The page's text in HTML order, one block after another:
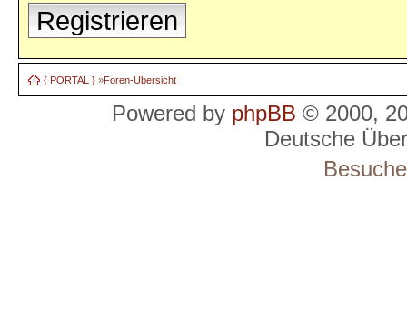
Registrieren
{ PORTAL } »Foren-Übersicht
Powered by phpBB © 2000,
Deutsche